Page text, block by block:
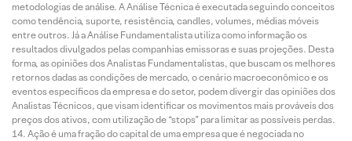
metodologias de análise. A Análise Técnica é executada seguindo conceitos
como tendência, suporte, resistência, candles, volumes, médias móveis
entre outros. Já a Análise Fundamentalista utiliza como informação os
resultados divulgados pelas companhias emissoras e suas projeções. Desta
forma, as opiniões dos Analistas Fundamentalistas, que buscam os melhores
retornos dadas as condições de mercado, o cenário macroeconômico e os
eventos específicos da empresa e do setor, podem divergir das opiniões dos
Analistas Técnicos, que visam identificar os movimentos mais prováveis dos
preços dos ativos, com utilização de “stops” para limitar as possíveis perdas.
Ação é uma fração do capital de uma empresa que é negociada no